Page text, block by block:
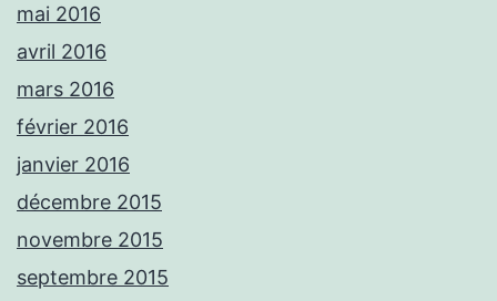
mai 2016
avril 2016
mars 2016
février 2016
janvier 2016
décembre 2015
novembre 2015
septembre 2015